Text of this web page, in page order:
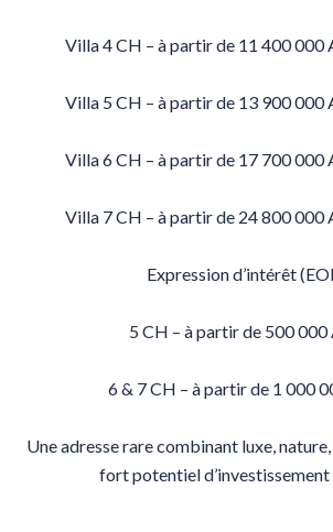
Villa 4 CH – à partir de 11 400 000
Villa 5 CH – à partir de 13 900 000
Villa 6 CH – à partir de 17 700 000
Villa 7 CH – à partir de 24 800 000
Expression d’intérêt
5 CH – à partir de 500 000
6 & 7 CH – à partir de 1 000
Une adresse rare combinant luxe,
fort potentiel d’investissement